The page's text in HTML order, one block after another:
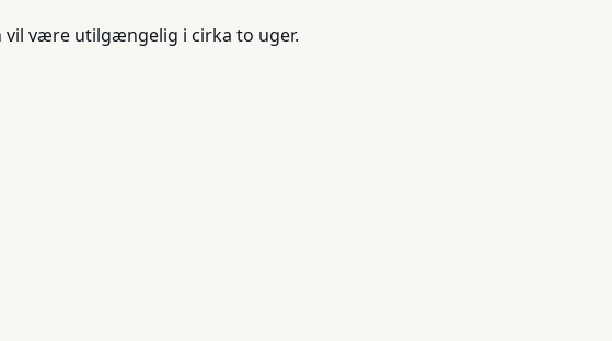
vil være utilgængelig i cirka to uger.